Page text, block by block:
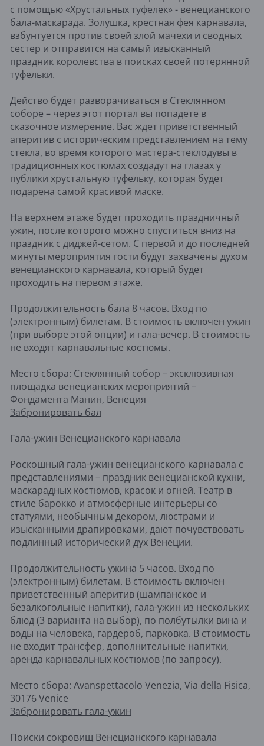
с помощью «Хрустальных туфелек» - венецианского
бала-маскарада. Золушка, крестная фея карнавала,
взбунтуется против своей злой мачехи и сводных
сестер и отправится на самый изысканный
праздник королевства в поисках своей потерянной
туфельки.
Действо будет разворачиваться в Стеклянном
соборе – через этот портал вы попадете в
сказочное измерение. Вас ждет приветственный
аперитив с историческим представлением на тему
стекла, во время которого мастера-стеклодувы в
традиционных костюмах создадут на глазах у
публики хрустальную туфельку, которая будет
подарена самой красивой маске.
На верхнем этаже будет проходить праздничный
ужин, после которого можно спуститься вниз на
праздник с диджей-сетом. С первой и до последней
минуты мероприятия гости будут захвачены духом
венецианского карнавала, который будет
проходить на первом этаже.
Продолжительность бала 8 часов. Вход по
(электронным) билетам. В стоимость включен ужин
(при выборе этой опции) и гала-вечер. В стоимость
не входят карнавальные костюмы.
Место сбора: Стеклянный собор – эксклюзивная
площадка венецианских мероприятий –
Фондамента Манин, Венеция
Забронировать бал
Гала-ужин Венецианского карнавала
Роскошный гала-ужин венецианского карнавала с
представлениями – праздник венецианской кухни,
маскарадных костюмов, красок и огней. Театр в
стиле барокко и атмосферные интерьеры со
статуями, необычным декором, люстрами и
изысканными драпировками, дают почувствовать
подлинный исторический дух Венеции.
Продолжительность ужина 5 часов. Вход по
(электронным) билетам. В стоимость включен
приветственный аперитив (шампанское и
безалкогольные напитки), гала-ужин из нескольких
блюд (3 варианта на выбор), по полбутылки вина и
воды на человека, гардероб, парковка. В стоимость
не входит трансфер, дополнительные напитки,
аренда карнавальных костюмов (по запросу).
Место сбора: Avanspettacolo Venezia, Via della Fisica,
30176 Venice
Забронировать гала-ужин
Поиски сокровищ Венецианского карнавала